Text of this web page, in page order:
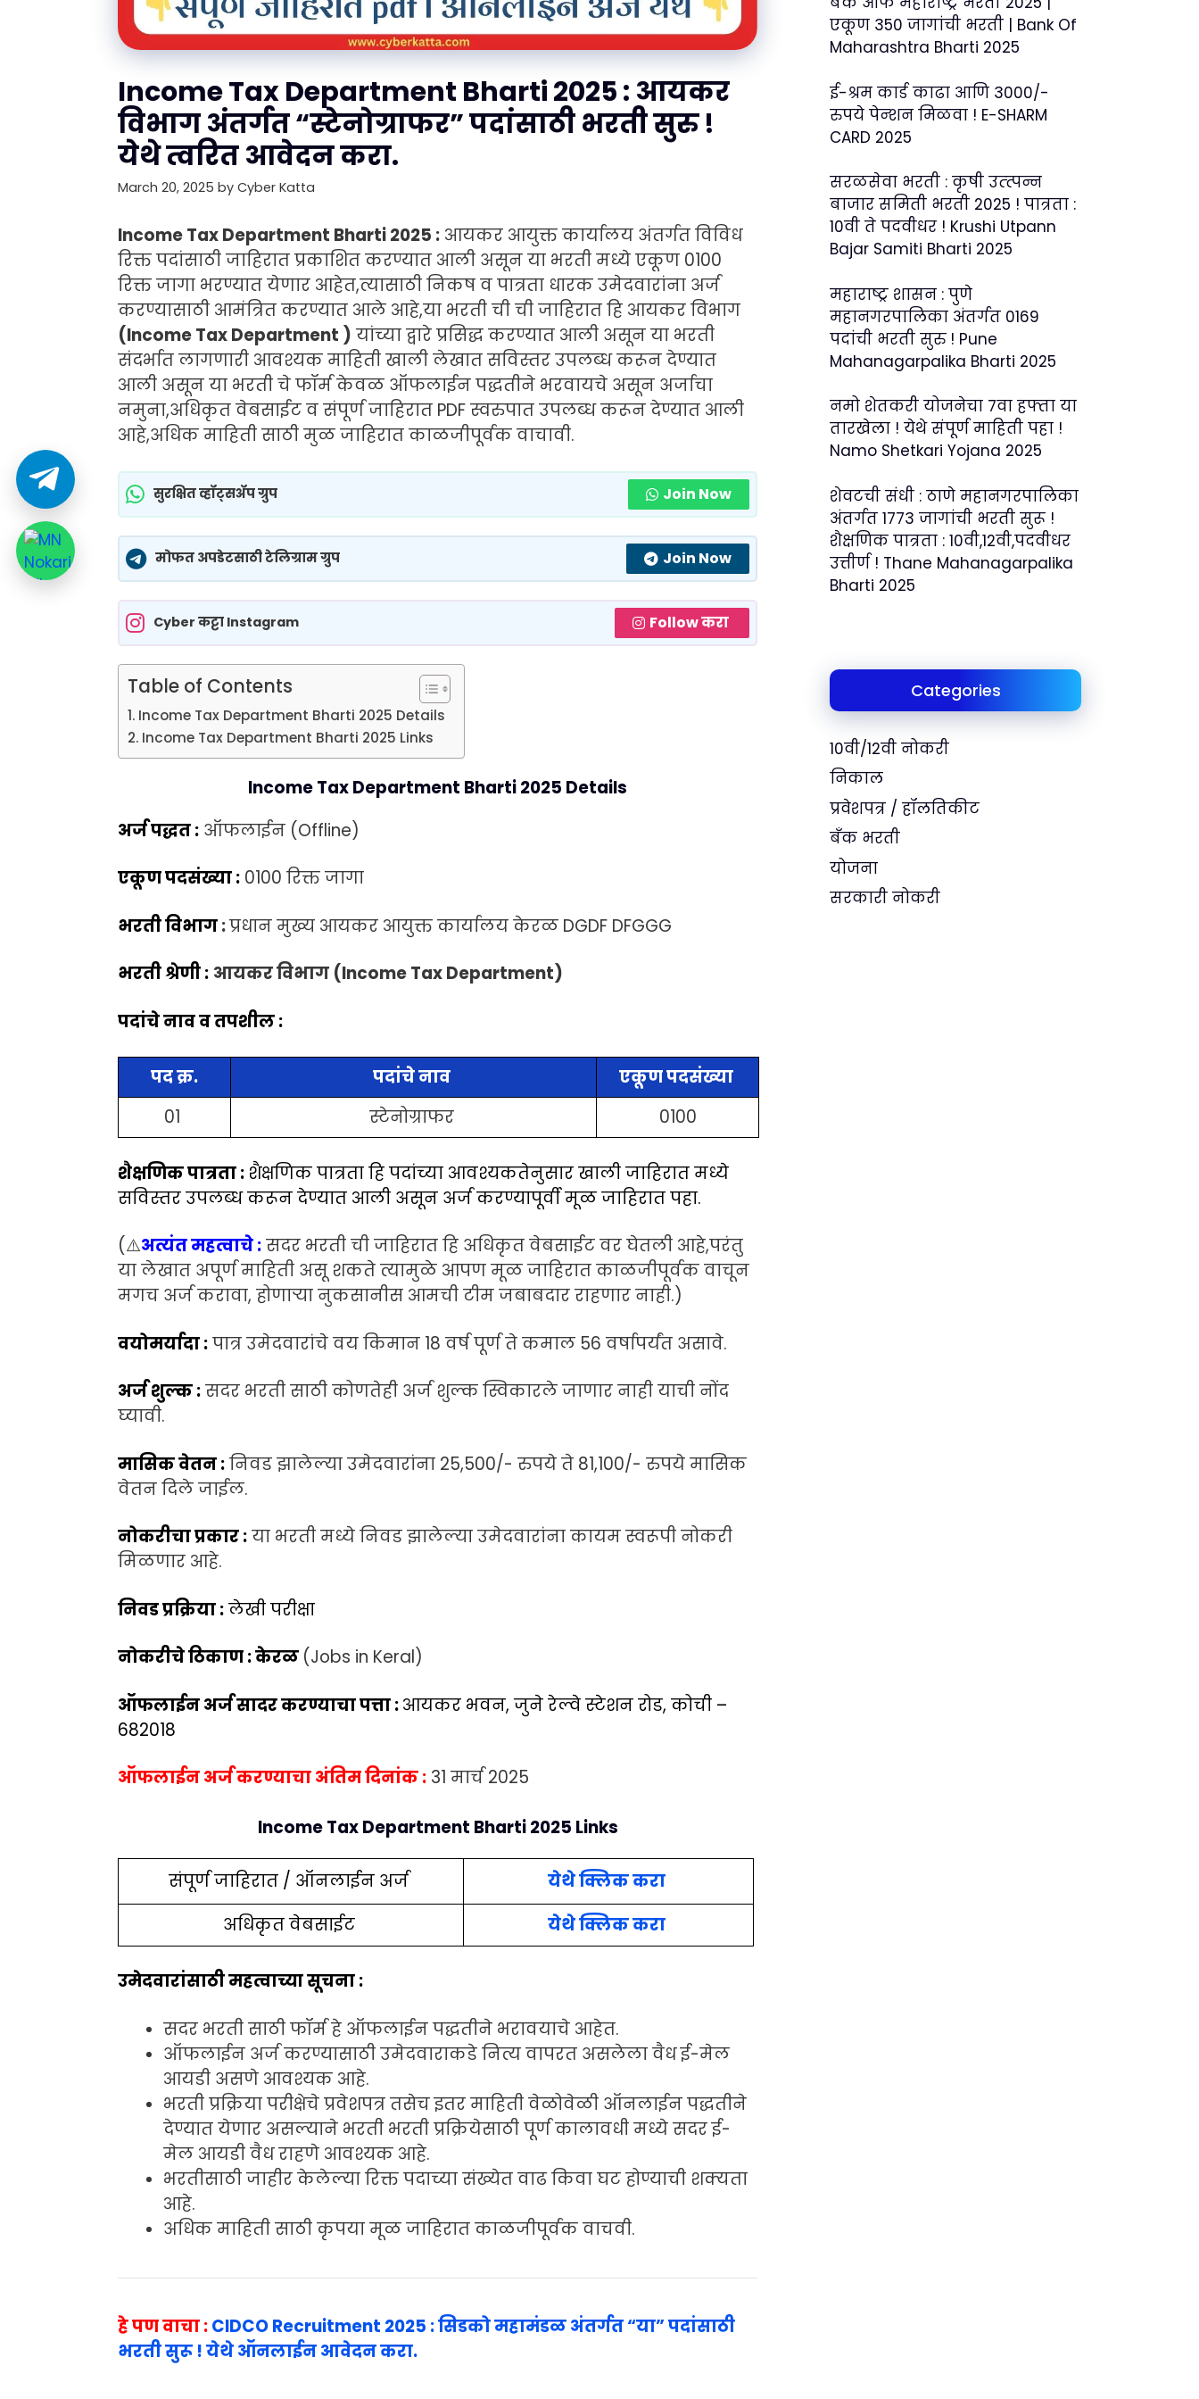
Income Tax Department Bharti 2025 : आयकर
विभाग अंतर्गत “स्टेनोग्राफर” पदांसाठी भरती सुरु !
येथे त्वरित आवेदन करा.
March 20, 2025 by Cyber Katta
Income Tax Department Bharti 2025 : आयकर आयुक्त कार्यालय अंतर्गत विविध
रिक्त पदांसाठी जाहिरात प्रकाशित करण्यात आली असून या भरती मध्ये एकूण 0100
रिक्त जागा भरण्यात येणार आहेत,त्यासाठी निकष व पात्रता धारक उमेदवारांना अर्ज
करण्यासाठी आमंत्रित करण्यात आले आहे,या भरती ची ची जाहिरात हि आयकर विभाग
(Income Tax Department ) यांच्या द्वारे प्रसिद्ध करण्यात आली असून या भरती
संदर्भात लागणारी आवश्यक माहिती खाली लेखात सविस्तर उपलब्ध करून देण्यात
आली असून या भरती चे फॉर्म केवळ ऑफलाईन पद्धतीने भरवायचे असून अर्जाचा
नमुना,अधिकृत वेबसाईट व संपूर्ण जाहिरात PDF स्वरुपात उपलब्ध करून देण्यात आली
आहे,अधिक माहिती साठी मुळ जाहिरात काळजीपूर्वक वाचावी.
सुरक्षित व्हॉट्सॲप ग्रुप Join Now
मोफत अपडेटसाठी टेलिग्राम ग्रुप Join Now
Cyber कट्टा Instagram Follow करा
Table of Contents
Income Tax Department Bharti 2025 Details
Income Tax Department Bharti 2025 Links
Income Tax Department Bharti 2025 Details
अर्ज पद्धत : ऑफलाईन (Offline)
एकूण पदसंख्या : 0100 रिक्त जागा
भरती विभाग:प्रधान मुख्य आयकर आयुक्त कार्यालय केरळ DGDF DFGGG
भरती श्रेणी : आयकर विभाग (Income Tax Department)
पदांचे नाव व तपशील :
पद क्र. पदांचे नाव
एकूण पदसंख्या
01
स्टेनोग्राफर 0100
शैक्षणिक पात्रता : शैक्षणिक पात्रता हि पदांच्या आवश्यकतेनुसार खाली जाहिरात मध्ये
सविस्तर उपलब्ध करून देण्यात आली असून अर्ज करण्यापूर्वी मूळ जाहिरात पहा.
(⚠️अत्यंत महत्वाचे :सदर भरती ची जाहिरात हि अधिकृत वेबसाईट वर घेतली आहे,परंतु
या लेखात अपूर्ण माहिती असू शकते त्यामुळे आपण मूळ जाहिरात काळजीपूर्वक वाचून
मगच अर्ज करावा, होणाऱ्या नुकसानीस आमची टीम जबाबदार राहणार नाही.)
वयोमर्यादा :पात्र उमेदवारांचे वय किमान 18 वर्ष पूर्ण ते कमाल 56 वर्षापर्यंत असावे.
अर्ज शुल्क :सदर भरती साठी कोणतेही अर्ज शुल्क स्विकारले जाणार नाही याची नोंद
घ्यावी.
मासिक वेतन :निवड झालेल्या उमेदवारांना 25,500/- रुपये ते 81,100/- रुपये मासिक
वेतन दिले जाईल.
नोकरीचा प्रकार :या भरती मध्ये निवड झालेल्या उमेदवारांना कायम स्वरूपी नोकरी
मिळणार आहे.
निवड प्रक्रिया :लेखी परीक्षा
नोकरीचे ठिकाण : केरळ (Jobs in Keral)
ऑफलाईन अर्ज सादर करण्याचा पत्ता :आयकर भवन, जुने रेल्वे स्टेशन रोड, कोची –
682018
ऑफलाईन अर्ज करण्याचा अंतिम दिनांक : 31 मार्च 2025
Income Tax Department Bharti 2025 Links
संपूर्ण जाहिरात / ऑनलाईन अर्ज येथे क्लिककरा
अधिकृत वेबसाईट
येथे क्लिक करा
उमेदवारांसाठी महत्वाच्या सूचना :
सदर भरती साठी फॉर्म हे ऑफलाईन पद्धतीने भरावयाचे आहेत.
ऑफलाईन अर्ज करण्यासाठी उमेदवाराकडे नित्य वापरत असलेला वैध ई-मेल
आयडी असणे आवश्यक आहे.
भरती प्रक्रिया परीक्षेचे प्रवेशपत्र तसेच इतर माहिती वेळोवेळी ऑनलाईन पद्धतीने
देण्यात येणार असल्याने भरती भरती प्रक्रियेसाठी पूर्ण कालावधी मध्ये सदर ई-
मेल आयडी वैध राहणे आवश्यक आहे.
भरतीसाठी जाहीर केलेल्या रिक्त पदाच्या संख्येत वाढ किवा घट होण्याची शक्यता
आहे.
अधिक माहिती साठी कृपया मूळ जाहिरात काळजीपूर्वक वाचवी.
हे पण वाचा :CIDCO Recruitment 2025 : सिडको महामंडळ अंतर्गत “या” पदांसाठी
भरती सुरू ! येथे ऑनलाईन आवेदन करा.
एकूण 350 जागांची भरती | Bank Of
Maharashtra Bharti 2025
ई-श्रम कार्ड काढा आणि 3000/-
रुपये पेन्शन मिळवा ! E-SHARM
CARD 2025
सरळसेवा भरती : कृषी उत्त्पन्न
बाजार समिती भरती 2025 ! पात्रता :
10वी ते पदवीधर ! Krushi Utpann
Bajar Samiti Bharti 2025
महाराष्ट्र शासन : पुणे
महानगरपालिका अंतर्गत 0169
पदांची भरती सुरु ! Pune
Mahanagarpalika Bharti 2025
नमो शेतकरी योजनेचा 7वा हफ्ता या
तारखेला ! येथे संपूर्ण माहिती पहा !
Namo Shetkari Yojana 2025
शेवटची संधी : ठाणे महानगरपालिका
अंतर्गत 1773 जागांची भरती सुरू !
शैक्षणिक पात्रता : 10वी,12वी,पदवीधर
उत्तीर्ण ! Thane Mahanagarpalika
Bharti 2025
Categories
10वी/12वी नोकरी
निकाल
प्रवेशपत्र / हॉलतिकीट
बँक भरती
योजना
सरकारी नोकरी
🙏 Cyber Katta 🙏
👇 Cyber Katta ला जॉईन करा.
जॉईन करा